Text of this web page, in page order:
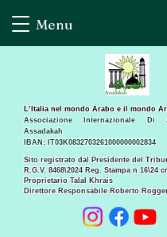
Menu
Sito registrato dal Presidente del
R.G.V. 8468\2024 Reg. Stampa n 16\24
Proprietario Talal Khrais
Direttore Responsabile Roberto
L’Italia nel mondo Arabo e il mondo
Associazione Internazionale Di
Assadakah
IBAN: IT03K0832703261000000002834